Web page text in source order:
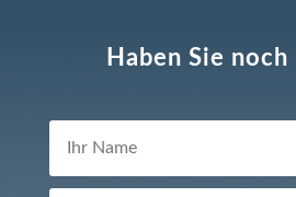
Haben Sie noch